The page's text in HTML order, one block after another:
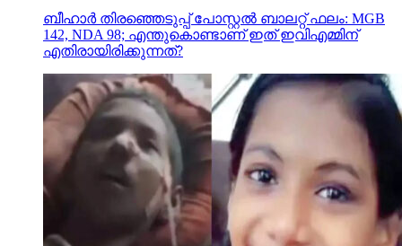
ബീഹാർ തിരഞ്ഞെടുപ്പ് പോസ്റ്റൽ ബാലറ്റ് ഫലം: MGB
142, NDA 98; എന്തുകൊണ്ടാണ് ഇത് ഇവിഎമ്മിന്
എതിരായിരിക്കുന്നത്?